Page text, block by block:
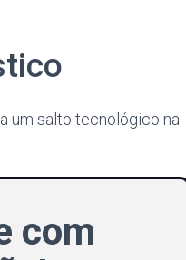
um salto tecnológico na
com